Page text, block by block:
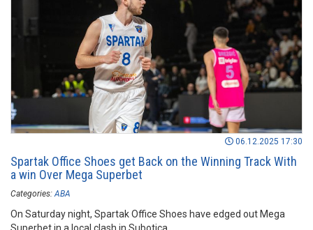
06.12.2025 17:30
Spartak Office Shoes get Back on the Winning Track With
a win Over Mega Superbet
Categories: ABA
On Saturday night, Spartak Office Shoes have edged out Mega